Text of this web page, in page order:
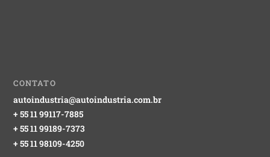
CONTATO
autoindustria@autoindustria.com.br
+ 55 11 99117-7885
+ 55 11 99189-7373
+ 55 11 98109-4250